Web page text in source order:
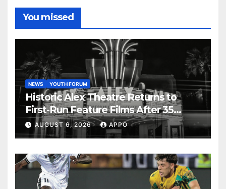
You missed
NEWS YOUTH FORUM
Historic Alex Theatre Returns to
First-Run Feature Films After 35
Years
AUGUST 6, 2026 APPO